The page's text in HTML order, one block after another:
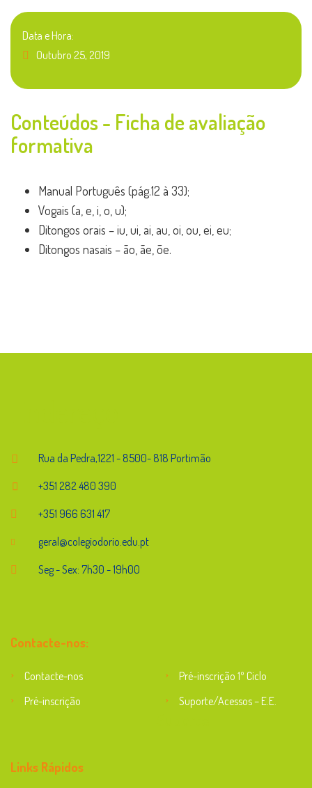
Data e Hora:
Outubro 25, 2019
Conteúdos - Ficha de avaliação
formativa
Manual Português (pág.12 à 33);
Vogais (a, e, i, o, u);
Ditongos orais – iu, ui, ai, au, oi, ou, ei, eu;
Ditongos nasais – ão, ãe, õe.
Rua da Pedra,1221 - 8500- 818 Portimão
+351 282 480 390
+351 966 631 417
geral@colegiodorio.edu.pt
Seg - Sex: 7h30 - 19h00
Contacte-nos:
Contacte-nos
Pré-inscrição 1º Ciclo
Pré-inscrição
Suporte/Acessos – E.E.
Links Rápidos